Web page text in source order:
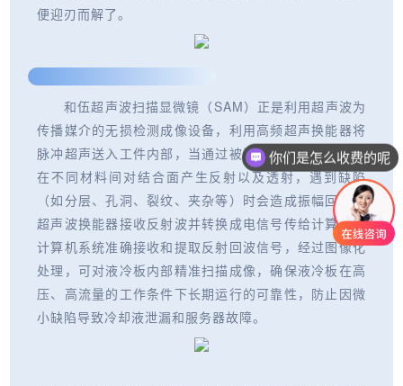
便迎刃而解了。
和伍超声波扫描显微镜（SAM）正是利用超声波为
传播媒介的无损检测成像设备，利用高频超声换能器将
脉冲超声送入工件内部，当通过被测工件时，超声波会
在不同材料间对结合面产生反射以及透射，遇到缺陷
（如分层、孔洞、裂纹、夹杂等）时会造成振幅回波，
超声波换能器接收反射波并转换成电信号传给计算机，
计算机系统准确接收和提取反射回波信号，经过图像化
处理，可对液冷板内部精准扫描成像，确保液冷板在高
压、高流量的工作条件下长期运行的可靠性，防止因微
小缺陷导致冷却液泄漏和服务器故障。
你们是怎么收费的呢